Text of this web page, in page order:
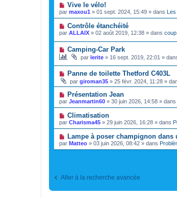
s
g
e
m
e
s
s
a
g
e
e
a
u
m
e
s
a
g
N
o
u
e
a
u
m
e
s
s
a
g
e
Vive le vélo!
par maxou1 » 01 sept. 2024, 15:49 » dans
N
o
u
v
e
a
u
m
s
s
a
g
e
Contrôle étanchéité
par ALLAIX » 02 août 2019, 12:38 » dans
N
o
u
v
a
u
m
e
s
s
a
g
e
Camping-Car Park
par lerite » 16 sept. 2019, 22:01 »
N
u
v
e
a
u
m
e
s
s
a
g
e
Panne de toilette Thetford C403L
par giroman35 » 25 févr. 2024, 11:28 »
N
o
u
e
a
u
e
s
Présentation Jean
par Jeanmartin60 » 30 juin 2026, 14:58 » dans
N
o
u
v
e
a
u
s
a
Climatisation
par Charisma45 » 29 juin 2026, 16:28 » dans
N
o
u
m
s
Lampe à poser champignon dans
par Matteo » 03 juin 2026, 08:42 » dans
Aller à la recherche avancée